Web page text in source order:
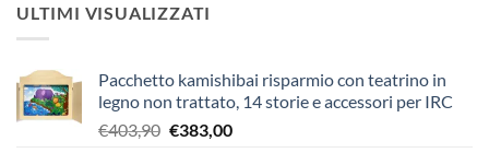
ULTIMI VISUALIZZATI
Pacchetto kamishibai risparmio con teatrino in
legno non trattato, 14 storie e accessori per IRC
€403,90 Il
€383,00Il